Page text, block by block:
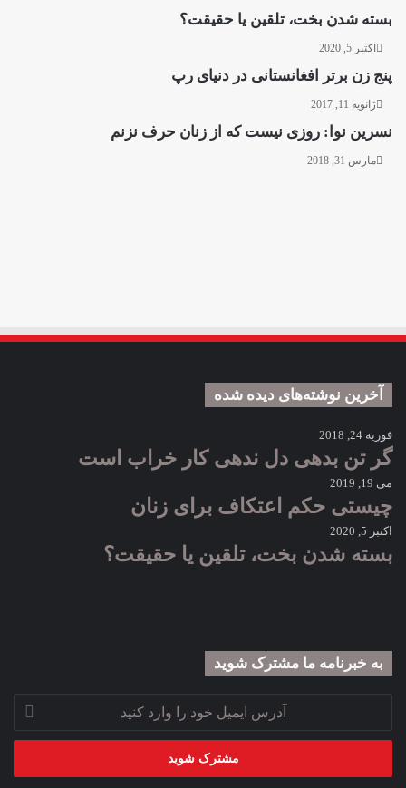
بسته شدن بخت، تلقین یا حقیقت؟
اکتبر 5, 2020
پنج زن برتر افغانستانی در دنیای رپ
ژانویه 11, 2017
نسرین نوا: روزی نیست که از زنان حرف نزنم
مارس 31, 2018
آخرین نوشته‌های دیده شده
فوریه 24, 2018
گر تن بدهی دل ندهی کار خراب است
می 19, 2019
چیستی حکم اعتکاف برای زنان
اکتبر 5, 2020
بسته شدن بخت، تلقین یا حقیقت؟
به خبرنامه‌‌ ما مشترک شوید
خود
وارد